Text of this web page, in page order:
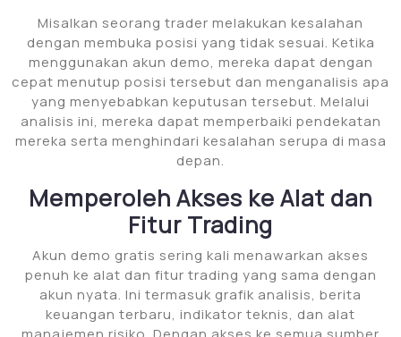
Misalkan seorang trader melakukan kesalahan
dengan membuka posisi yang tidak sesuai. Ketika
menggunakan akun demo, mereka dapat dengan
cepat menutup posisi tersebut dan menganalisis apa
yang menyebabkan keputusan tersebut. Melalui
analisis ini, mereka dapat memperbaiki pendekatan
mereka serta menghindari kesalahan serupa di masa
depan.
Memperoleh Akses ke Alat dan
Fitur Trading
Akun demo gratis sering kali menawarkan akses
penuh ke alat dan fitur trading yang sama dengan
akun nyata. Ini termasuk grafik analisis, berita
keuangan terbaru, indikator teknis, dan alat